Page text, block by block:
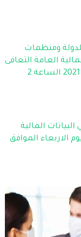
ومنظمات
العامة التعافى
بعد وباء كورونا الاربعاء 11 اغسطس 2021 الساعة 2
المالية
الاربعاء الموافق